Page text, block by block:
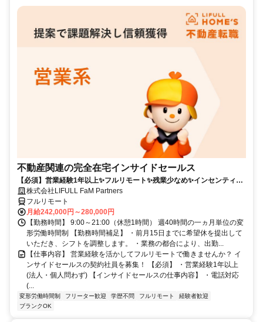
不動産関連の完全在宅インサイドセールス
【必須】営業経験1年以上✨フルリモート✨残業少なめ✨インセンティブ
有 株式会社LIFULL FaM Partners
フルリモート
月給242,000円～280,000円
【勤務時間】 9:00～21:00（休憩1時間） 週40時間の一ヵ月単位の変
形労働時間制 【勤務時間補足】 ・前月15日までに希望休を提出して
いただき、シフトを調整します。 ・業務の都合により、出勤...
【仕事内容】 営業経験を活かしてフルリモートで働きませんか？ イ
ンサイドセールスの契約社員を募集！ 【必須】 ・営業経験1年以上
(法人・個人問わず) 【インサイドセールスの仕事内容】 ・電話対応
(...
変形労働時間制 フリーター歓迎 学歴不問 フルリモート
経験者歓迎
ブランクOK